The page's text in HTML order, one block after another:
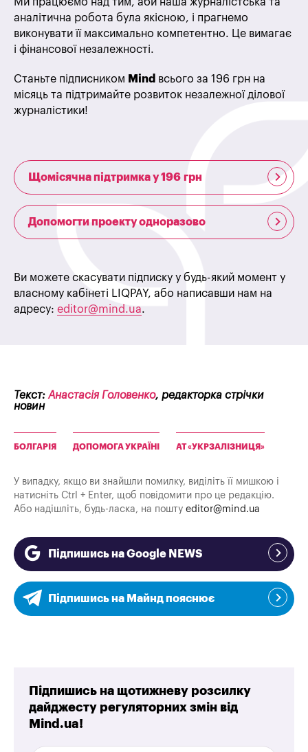
аналітична робота була якісною, і прагнемо
виконувати її максимально компетентно. Це вимагає
і фінансової незалежності.
Станьте підписником Mind всього за 196 грн на
місяць та підтримайте розвиток незалежної ділової
журналістики!
Щомісячна підтримка у 196 грн
Допомогти проекту одноразово
Ви можете скасувати підписку у будь-який момент у
власному кабінеті LIQPAY, або написавши нам на
адресу: editor@mind.ua.
Текст: Анастасія Головенко, редакторка стрічки
новин
БОЛГАРІЯ ДОПОМОГА УКРАЇНІ АТ «УКРЗАЛІЗНИЦЯ»
У випадку, якщо ви знайшли помилку, виділіть її мишкою і
натисніть Ctrl + Enter, щоб повідомити про це редакцію.
Або надішліть, будь-ласка, на пошту editor@mind.ua
Підпишись на Google NEWS
Підпишись на Майнд пояснює
Підпишись на щотижневу розсилку
дайджесту регуляторних змін від
Mind.ua!